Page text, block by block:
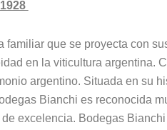
que se proyecta con
en la viticultura argentina.
argentino. Situada en su
Bianchi es reconocida
excelencia. Bodegas